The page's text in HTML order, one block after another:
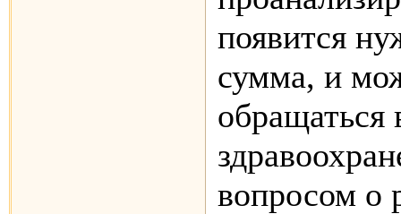
появится
сумма, и
обращаться
вопросом о